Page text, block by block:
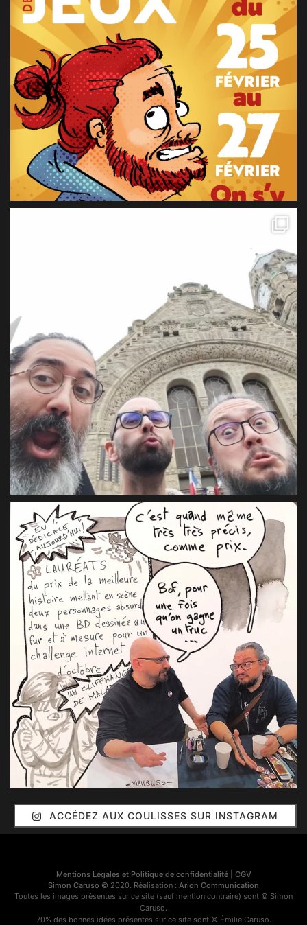
ACCÉDEZ AUX COULISSES SUR INSTAGRAM
Mentions Légales et Politique de confidentialité| CGV
Simon Caruso © 2020. Réalisation : Arion Communication
Toutes les images présentes sur ce site (sauf mention contraire) sont © Simon
Caruso.
70% des bonnes idées présentes sur ce site sont © Émilie Caruso.